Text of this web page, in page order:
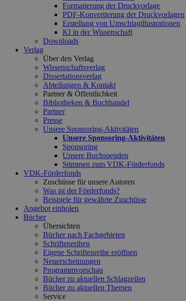
Formatierung der Druckvorlage
PDF-Konvertierung der Druckvorlagen
Erstellung von Umschlagillustrationen
KI in der Wissenschaft
Downloads
Verlag
Über den Verlag
Wissenschaftsverlag
Dissertationsverlag
Abteilungen & Kontakt
Partner & Öffentlichkeit
Bibliotheken & Buchhandel
Partner
Presse
Unsere Sponsoring-Aktivitäten
Unsere Sponsoring-Aktivitäten
Sponsoring
Unsere Buchspenden
Stimmen zum VDK-Förderfonds
VDK-Förderfonds
Zuschüsse für unsere Autoren
Was ist der Förderfonds?
Beispiele für gewährte Zuschüsse
Angebot einholen
Bücher
Übersichten
Bücher nach Fachgebieten
Schriftenreihen
Eigene Schriftenreihe eröffnen
Neuerscheinungen
Programmvorschau
Bücher zu aktuellen Schlagzeilen
Bücher zu aktuellen Themen
Service